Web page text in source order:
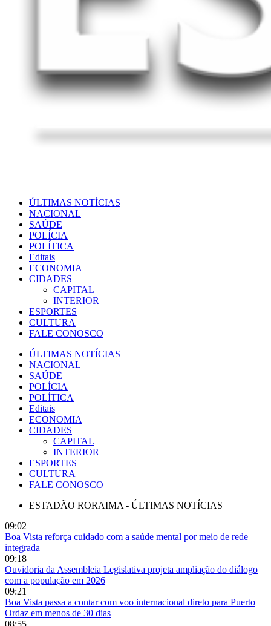
ÚLTIMAS NOTÍCIAS
NACIONAL
SAÚDE
POLÍCIA
POLÍTICA
Editais
ECONOMIA
CIDADES
CAPITAL
INTERIOR
ESPORTES
CULTURA
FALE CONOSCO
ÚLTIMAS NOTÍCIAS
NACIONAL
SAÚDE
POLÍCIA
POLÍTICA
Editais
ECONOMIA
CIDADES
CAPITAL
INTERIOR
ESPORTES
CULTURA
FALE CONOSCO
ESTADÃO RORAIMA - ÚLTIMAS NOTÍCIAS
09:02
Boa Vista reforça cuidado com a saúde mental por meio de rede
integrada
09:18
Ouvidoria da Assembleia Legislativa projeta ampliação do diálogo
com a população em 2026
09:21
Boa Vista passa a contar com voo internacional direto para Puerto
Ordaz em menos de 30 dias
08:55